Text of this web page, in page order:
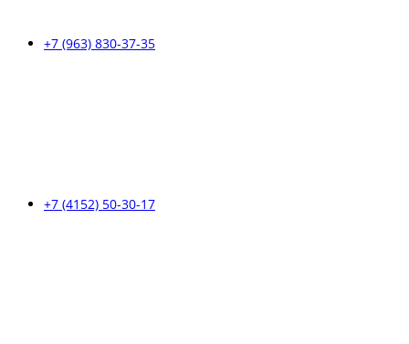
+7 (963) 830-37-35
+7 (4152) 50-30-17